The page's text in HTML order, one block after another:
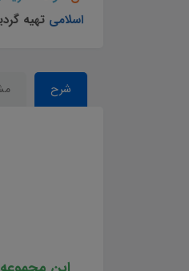
اسلامی تهیه
شرح